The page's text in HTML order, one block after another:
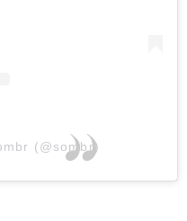
(@sombr)